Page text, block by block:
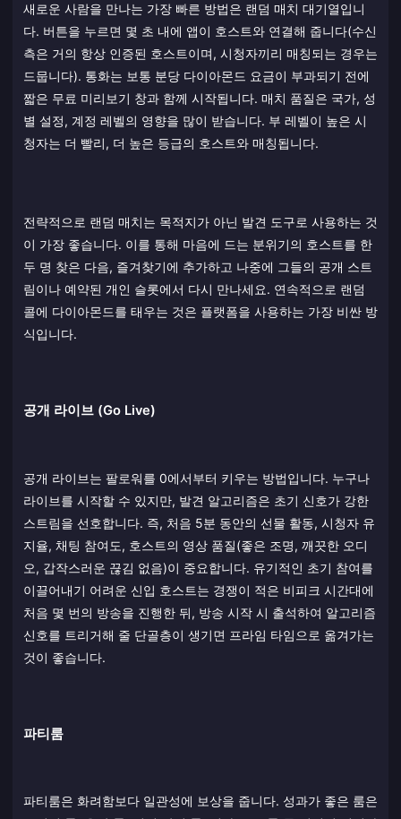
새로운 사람을 만나는 가장 빠른 방법은 랜덤 매치 대기열입니
다. 버튼을 누르면 몇 초 내에 앱이 호스트와 연결해 줍니다(수신
측은 거의 항상 인증된 호스트이며, 시청자끼리 매칭되는 경우는
드뭅니다). 통화는 보통 분당 다이아몬드 요금이 부과되기 전에
짧은 무료 미리보기 창과 함께 시작됩니다. 매치 품질은 국가, 성
별 설정, 계정 레벨의 영향을 많이 받습니다. 부 레벨이 높은 시
청자는 더 빨리, 더 높은 등급의 호스트와 매칭됩니다.
전략적으로 랜덤 매치는 목적지가 아닌 발견 도구로 사용하는 것
이 가장 좋습니다. 이를 통해 마음에 드는 분위기의 호스트를 한
두 명 찾은 다음, 즐겨찾기에 추가하고 나중에 그들의 공개 스트
림이나 예약된 개인 슬롯에서 다시 만나세요. 연속적으로 랜덤
콜에 다이아몬드를 태우는 것은 플랫폼을 사용하는 가장 비싼 방
식입니다.
공개 라이브 (Go Live)
공개 라이브는 팔로워를 0에서부터 키우는 방법입니다. 누구나
라이브를 시작할 수 있지만, 발견 알고리즘은 초기 신호가 강한
스트림을 선호합니다. 즉, 처음 5분 동안의 선물 활동, 시청자 유
지율, 채팅 참여도, 호스트의 영상 품질(좋은 조명, 깨끗한 오디
오, 갑작스러운 끊김 없음)이 중요합니다. 유기적인 초기 참여를
이끌어내기 어려운 신입 호스트는 경쟁이 적은 비피크 시간대에
처음 몇 번의 방송을 진행한 뒤, 방송 시작 시 출석하여 알고리즘
신호를 트리거해 줄 단골층이 생기면 프라임 타임으로 옮겨가는
것이 좋습니다.
파티룸
파티룸은 화려함보다 일관성에 보상을 줍니다. 성과가 좋은 룸은